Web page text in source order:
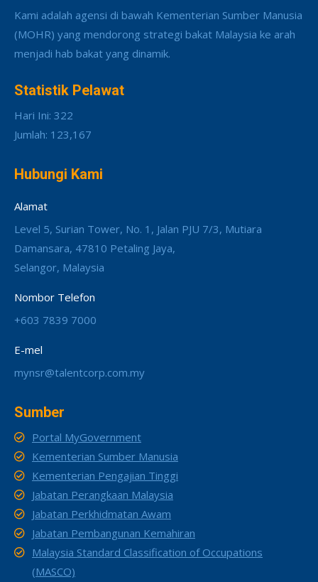
Kami adalah agensi di bawah Kementerian Sumber Manusia
(MOHR) yang mendorong strategi bakat Malaysia ke arah
menjadi hab bakat yang dinamik.
Statistik Pelawat
Hari Ini: 322
Jumlah: 123,167
Hubungi Kami
Alamat
Level 5, Surian Tower, No. 1, Jalan PJU 7/3, Mutiara
Damansara, 47810 Petaling Jaya,
Selangor, Malaysia
Nombor Telefon
+603 7839 7000
E-mel
mynsr@talentcorp.com.my
Sumber
Portal MyGovernment
Kementerian Sumber Manusia
Kementerian Pengajian Tinggi
Jabatan Perangkaan Malaysia
Jabatan Perkhidmatan Awam
Jabatan Pembangunan Kemahiran
Malaysia Standard Classification of Occupations
(MASCO)